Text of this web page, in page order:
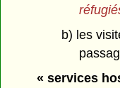
b) les
« services